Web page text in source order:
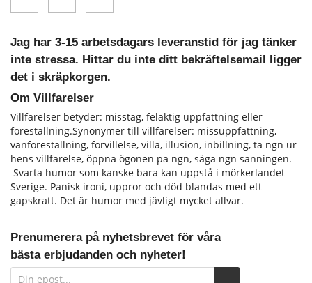
Jag har 3-15 arbetsdagars leveranstid för jag tänker
inte stressa. Hittar du inte ditt bekräftelsemail ligger
det i skräpkorgen.
Om Villfarelser
Villfarelser betyder: misstag, felaktig uppfattning eller
föreställning.Synonymer till villfarelser: missuppfattning,
vanföreställning, förvillelse, villa, illusion, inbillning, ta ngn ur
hens vill­farelse, öppna ögonen pa ngn, säga ngn sanningen.
Svarta humor som kanske bara kan uppstå i mörkerlandet
Sverige. Panisk ironi, uppror och död blandas med ett
gapskratt. Det är humor med jävligt mycket allvar.
Prenumerera på nyhetsbrevet för våra
bästa erbjudanden och nyheter!